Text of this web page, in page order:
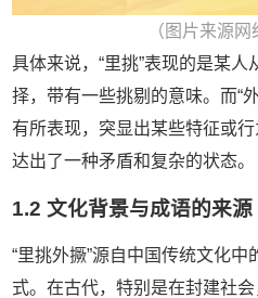
（图片来源网
具体来说，“里挑”表现的是某
择，带有一些挑剔的意味。而“
有所表现，突显出某些特征或
达出了一种矛盾和复杂的状态。
1.2 文化背景与成语的来源
“里挑外撅”源自中国传统文化
式。在古代，特别是在封建社